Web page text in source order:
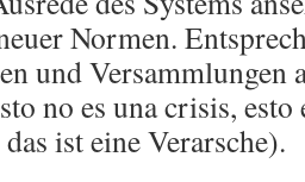
Normen.
und Versammlungen
no es una crisis, esto
ist eine Verarsche).